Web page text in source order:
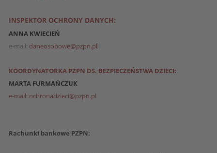
INSPEKTOR OCHRONY DANYCH:
ANNA KWIECIEŃ
e-mail: daneosobowe@pzpn.pl
KOORDYNATORKA PZPN DS. BEZPIECZEŃSTWA DZIECI:
MARTA FURMAŃCZUK
e-mail: ochronadzieci@pzpn.pl
Rachunki bankowe PZPN: